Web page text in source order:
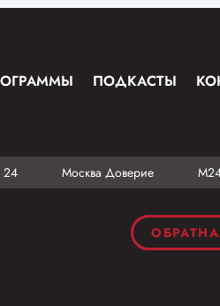
ПОДКАСТЫ
24 Москва Доверие